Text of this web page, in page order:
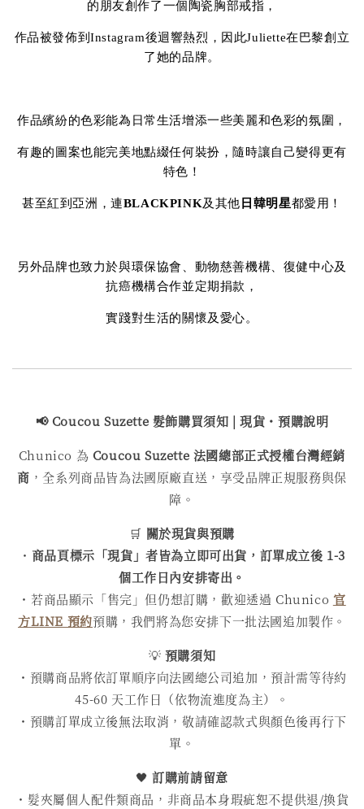
的朋友創作了一個陶瓷胸部戒指，
作品被發佈到Instagram後迴響熱烈，因此Juliette在巴黎創立
了她的品牌。
作品繽紛的色彩能為日常生活增添一些美麗和色彩的氛圍，
有趣的圖案也能完美地點綴任何裝扮，隨時讓自己變得更有
特色！
甚至紅到亞洲，連BLACKPINK及其他 日韓明星都愛用！
另外品牌也致力於與環保協會、動物慈善機構、復健中心及
抗癌機構合作並定期捐款，
實踐對生活的關懷及愛心。
📢 Coucou Suzette 髮飾購買須知 | 現貨・預購說明
Chunico 為 Coucou Suzette 法國總部正式授權台灣經銷
商 ，全系列商品皆為法國原廠直送，享受品牌正規服務與保
障。
🛒 關於現貨與預購
・ 商品頁標示「現貨」者皆為立即可出貨，訂單成立後 1-3
個工作日內安排寄出。
・若商品顯示「售完」但仍想訂購，歡迎透過 Chunico 官
方LINE 預約預購，我們將為您安排下一批法國追加製作。
💡 預購須知
・預購商品將依訂單順序向法國總公司追加，預計需等待約
45-60 天工作日（依物流進度為主）。
・預購訂單成立後無法取消，敬請確認款式與顏色後再行下
單。
🖤訂購前請留意
・髮夾屬個人配件類商品，非商品本身瑕疵恕不提供退/換貨